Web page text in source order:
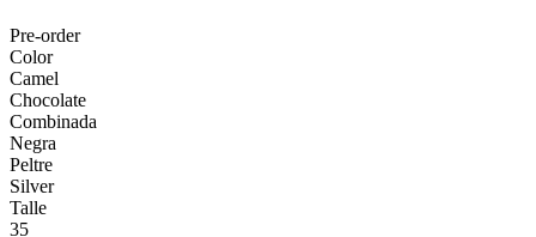
Pre-order
Color
Camel
Chocolate
Combinada
Negra
Peltre
Silver
Talle
35